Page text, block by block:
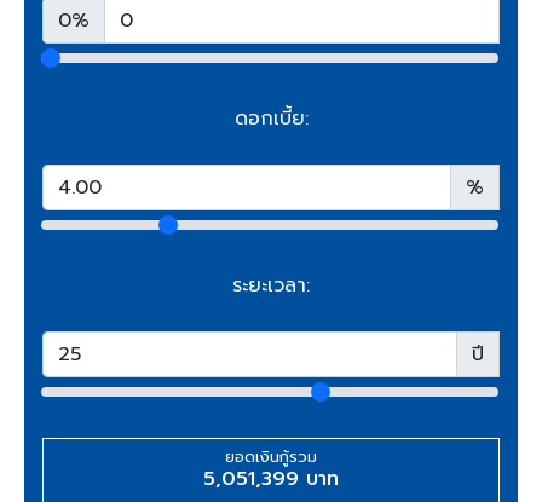
0%
ดอกเบี้ย:
%
ระยะเวลา:
ปี
ยอดเงินกู้รวม
5,051,399 บาท